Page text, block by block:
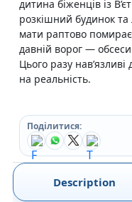
дитина біженців із
розкішний будинок
мати раптово
давній ворог —
Цього разу
на реальність.
Поділитися:
Description